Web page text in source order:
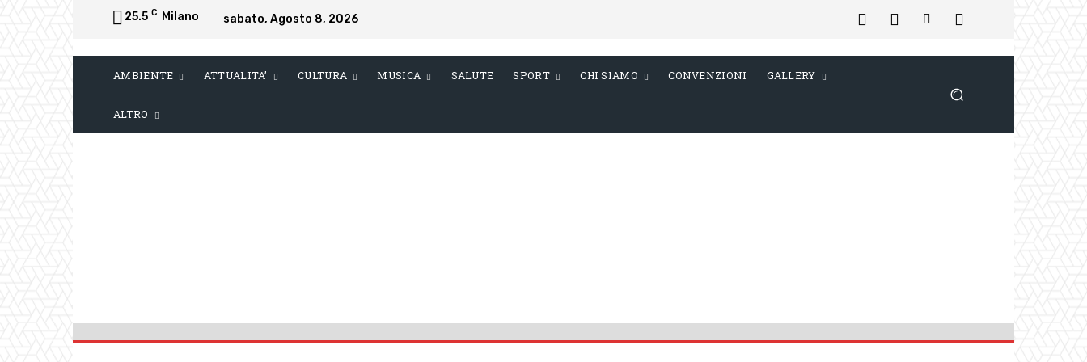
25.5 C Milano sabato, Agosto 8, 2026
AMBIENTE ATTUALITA’ CULTURA MUSICA SALUTE SPORT CHI SIAMO CONVENZIONI GALLERY
ALTRO